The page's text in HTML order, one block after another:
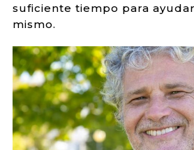
suficiente tiempo para
mismo.